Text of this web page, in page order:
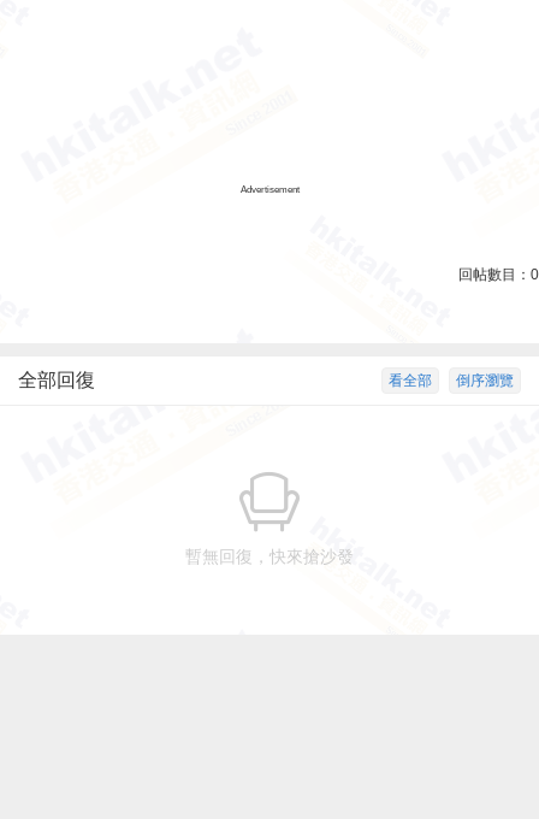
Advertisement
回帖數目： 0
倒序瀏覽
看全部
全部回復
暫無回復，快來搶沙發